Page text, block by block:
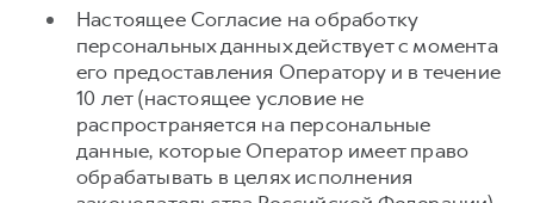
Настоящее Согласие на обработку
персональных данных действует с момента
его предоставления Оператору и в течение
10 лет (настоящее условие не
распространяется на персональные
данные, которые Оператор имеет право
обрабатывать в целях исполнения